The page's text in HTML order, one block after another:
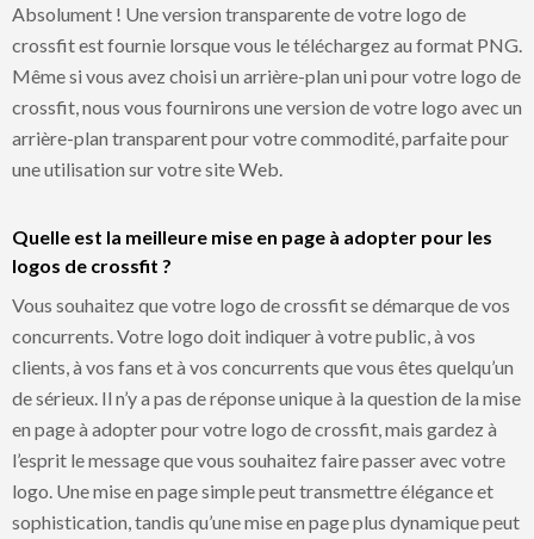
Absolument ! Une version transparente de votre logo de
crossfit est fournie lorsque vous le téléchargez au format PNG.
Même si vous avez choisi un arrière-plan uni pour votre logo de
crossfit, nous vous fournirons une version de votre logo avec un
arrière-plan transparent pour votre commodité, parfaite pour
une utilisation sur votre site Web.
Quelle est la meilleure mise en page à adopter pour les
logos de crossfit ?
Vous souhaitez que votre logo de crossfit se démarque de vos
concurrents. Votre logo doit indiquer à votre public, à vos
clients, à vos fans et à vos concurrents que vous êtes quelqu’un
de sérieux. Il n’y a pas de réponse unique à la question de la mise
en page à adopter pour votre logo de crossfit, mais gardez à
l’esprit le message que vous souhaitez faire passer avec votre
logo. Une mise en page simple peut transmettre élégance et
sophistication, tandis qu’une mise en page plus dynamique peut